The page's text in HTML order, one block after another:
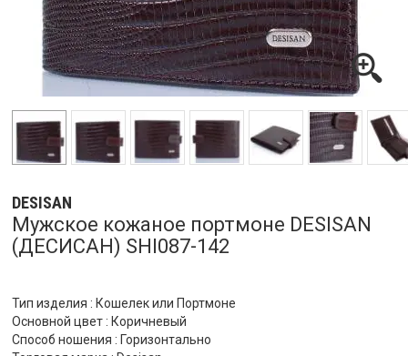
DESISAN
Мужское кожаное портмоне DESISAN
(ДЕСИСАН) SHI087-142
Тип изделия : Кошелек или Портмоне
Основной цвет : Коричневый
Способ ношения : Горизонтально